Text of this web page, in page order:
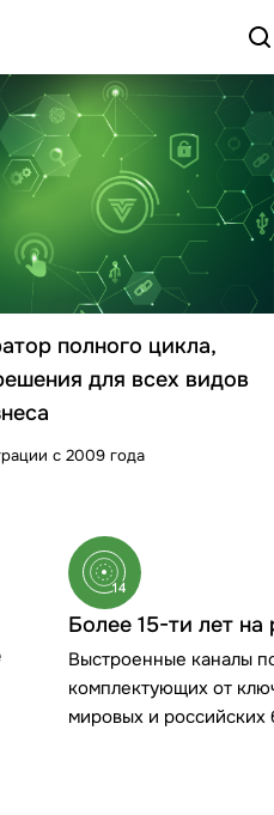
полного цикла,
для всех видов
с 2009 года
Более 15-ти лет на
Выстроенные каналы
комплектующих от
мировых и российских